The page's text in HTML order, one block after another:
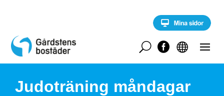
c


U
Judoträning måndagar